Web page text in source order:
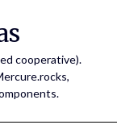
cooperative).